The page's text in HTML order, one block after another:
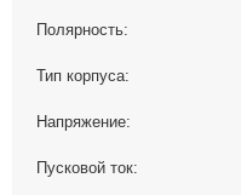
Полярность:
Тип корпуса:
Напряжение:
Пусковой ток: